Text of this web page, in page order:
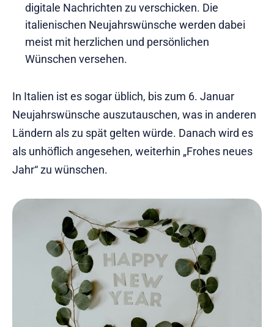
digitale Nachrichten zu verschicken. Die
italienischen Neujahrswünsche werden dabei
meist mit herzlichen und persönlichen
Wünschen versehen.
In Italien ist es sogar üblich, bis zum 6. Januar
Neujahrswünsche auszutauschen, was in anderen
Ländern als zu spät gelten würde. Danach wird es
als unhöflich angesehen, weiterhin „Frohes neues
Jahr“ zu wünschen.